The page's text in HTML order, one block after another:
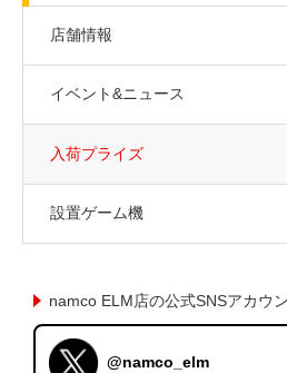
店舗情報
イベント&ニュース
入荷プライズ
設置ゲーム機
namco ELM店の公式SNSアカウ
@namco_elm